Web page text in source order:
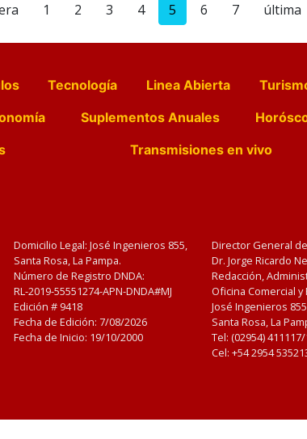
1 2 3 4 5 6 7 última
Tecnología Linea Abierta
Suplementos Anuales
Transmisiones en vivo
Domicilio Legal: José Ingenieros 855,
Santa Rosa, La Pampa.
Número de Registro DNDA:
RL-2019-55551274-APN-DNDA#MJ
Edición # 9418
Fecha de Edición: 7/08/2026
Fecha de Inicio: 19/10/2000
Director General
Dr. Jorge Ricardo
Redacción,
Oficina Comercial
José Ingenieros
Santa Rosa, La
Tel: (02954)
Cel: +54 2954